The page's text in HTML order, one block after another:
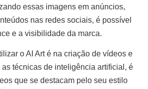
essas imagens em anúncios,
nas redes sociais, é possível
e a visibilidade da marca.
o AI Art é na criação de vídeos e
técnicas de inteligência artificial, é
que se destacam pelo seu estilo